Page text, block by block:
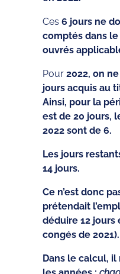
Ces 6 jours ne
comptés dans
ouvrés
Pour 2022, on
jours acquis au
Ainsi, pour la
est de 20 jours,
2022 sont de 6.
Les jours
14 jours.
Ce n’est donc
prétendait
déduire 12 jours
congés de 2021).
Dans le calcul,